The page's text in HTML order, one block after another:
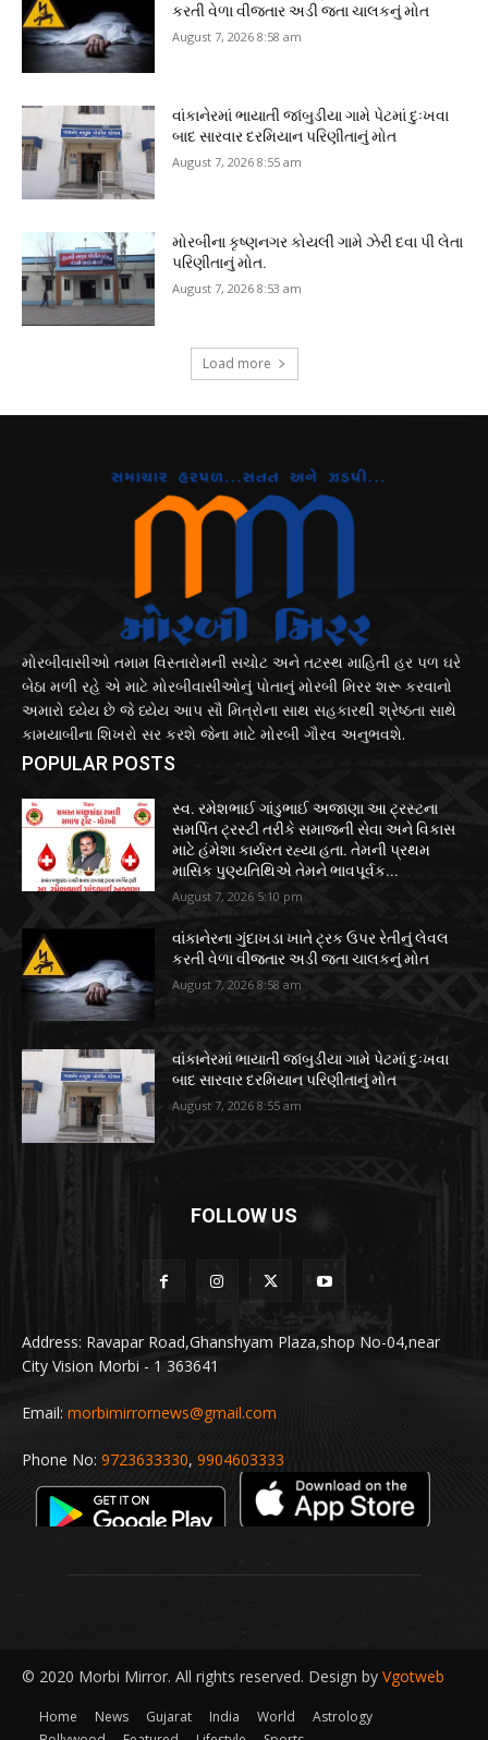
કરતી વેળા વીજતાર અડી જતા ચાલકનું મોત
August 7, 2026 8:58 am
વાંકાનેરમાં ભાયાતી જાંબુડીયા ગામે પેટમાં દુઃખવા
બાદ સારવાર દરમિયાન પરિણીતાનું મોત
August 7, 2026 8:55 am
મોરબીના કૃષ્ણનગર કોયલી ગામે ઝેરી દવા પી લેતા
પરિણીતાનું મોત.
August 7, 2026 8:53 am
Load more
મોરબીવાસીઓ તમામ વિસ્તારોમની સચોટ અને તટસ્થ માહિતી હર પળ ઘરે
બેઠા મળી રહે એ માટે મોરબીવાસીઓનું પોતાનું મોરબી મિરર શરૂ કરવાનો
અમારો ધ્યેય છે જે ધ્યેય આપ સૌ મિત્રોના સાથ સહકારથી શ્રેષ્ઠતા સાથે
કામયાબીના શિખરો સર કરશે જેના માટે મોરબી ગૌરવ અનુભવશે.
POPULAR POSTS
સ્વ. રમેશભાઈ ગાંડુભાઈ અજાણા આ ટ્રસ્ટના
સમર્પિત ટ્રસ્ટી તરીકે સમાજની સેવા અને વિકાસ
માટે હંમેશા કાર્યરત રહ્યા હતા. તેમની પ્રથમ
માસિક પુણ્યતિથિએ તેમને ભાવપૂર્વક...
August 7, 2026 5:10 pm
વાંકાનેરના ગુંદાખડા ખાતે ટ્રક ઉપર રેતીનું લેવલ
કરતી વેળા વીજતાર અડી જતા ચાલકનું મોત
August 7, 2026 8:58 am
વાંકાનેરમાં ભાયાતી જાંબુડીયા ગામે પેટમાં દુઃખવા
બાદ સારવાર દરમિયાન પરિણીતાનું મોત
August 7, 2026 8:55 am
FOLLOW US
Address: Ravapar Road,Ghanshyam Plaza,shop No-04,near
City Vision Morbi - 1 363641
Email: morbimirrornews@gmail.com
Phone No: 9723633330, 9904603333
© 2020 Morbi Mirror. All rights reserved. Design by Vgotweb
Home News Gujarat India World
Astrology